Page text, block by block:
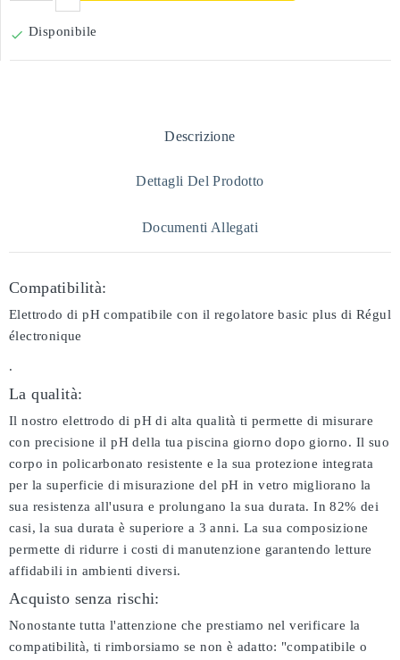
 Disponibile
Descrizione
Dettagli Del Prodotto
Documenti Allegati
Compatibilità:
Elettrodo di pH compatibile con il regolatore basic plus di Régul
électronique
.
La qualità:
Il nostro elettrodo di pH di alta qualità ti permette di misurare
con precisione il pH della tua piscina giorno dopo giorno. Il suo
corpo in policarbonato resistente e la sua protezione integrata
per la superficie di misurazione del pH in vetro migliorano la
sua resistenza all'usura e prolungano la sua durata. In 82% dei
casi, la sua durata è superiore a 3 anni. La sua composizione
permette di ridurre i costi di manutenzione garantendo letture
affidabili in ambienti diversi.
Acquisto senza rischi:
Nonostante tutta l'attenzione che prestiamo nel verificare la
compatibilità, ti rimborsiamo se non è adatto: "compatibile o